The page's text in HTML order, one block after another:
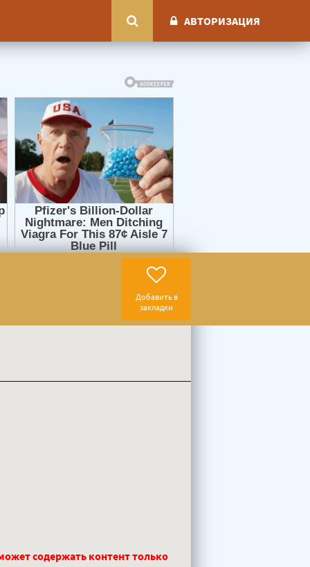
АВТОРИЗАЦИЯ
Добавить в
закладки
содержать контент только